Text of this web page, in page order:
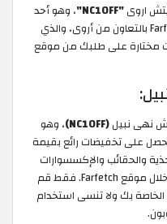
اروى"NC10FF"
، وهو أحد
أهم كوبونات الخصم التي تقدمها Farfetch بالتعاون من أروى، والذي
على منتجات مختارة على طلبك من موقع
نهى نبيل(NC10FF)
، وهو
على تخفيضات رائع بقيمة
والحقائب والإكسسوارات
المختلفة للرجال والنساء والأطفال من خلال موقع Farfetch. فقط قم
الخاصة بك ولا تنسى استخدام